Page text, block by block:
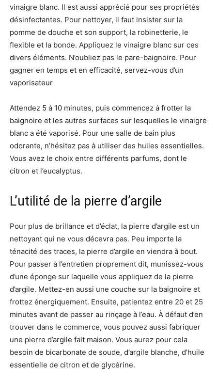
vinaigre blanc. Il est aussi apprécié pour ses propriétés
désinfectantes. Pour nettoyer, il faut insister sur la
pomme de douche et son support, la robinetterie, le
flexible et la bonde. Appliquez le vinaigre blanc sur ces
divers éléments. N’oubliez pas le pare-baignoire. Pour
gagner en temps et en efficacité, servez-vous d’un
vaporisateur
Attendez 5 à 10 minutes, puis commencez à frotter la
baignoire et les autres surfaces sur lesquelles le vinaigre
blanc a été vaporisé. Pour une salle de bain plus
odorante, n’hésitez pas à utiliser des huiles essentielles.
Vous avez le choix entre différents parfums, dont le
citron et l’eucalyptus.
L’utilité de la pierre d’argile
Pour plus de brillance et d’éclat, la pierre d’argile est un
nettoyant qui ne vous décevra pas. Peu importe la
ténacité des traces, la pierre d’argile en viendra à bout.
Pour passer à l’entretien proprement dit, munissez-vous
d’une éponge sur laquelle vous appliquez de la pierre
d’argile. Mettez-en aussi une couche sur la baignoire et
frottez énergiquement. Ensuite, patientez entre 20 et 25
minutes avant de passer au rinçage à l’eau. À défaut d’en
trouver dans le commerce, vous pouvez aussi fabriquer
une pierre d’argile fait maison. Vous aurez pour cela
besoin de bicarbonate de soude, d’argile blanche, d’huile
essentielle de citron et de glycérine.